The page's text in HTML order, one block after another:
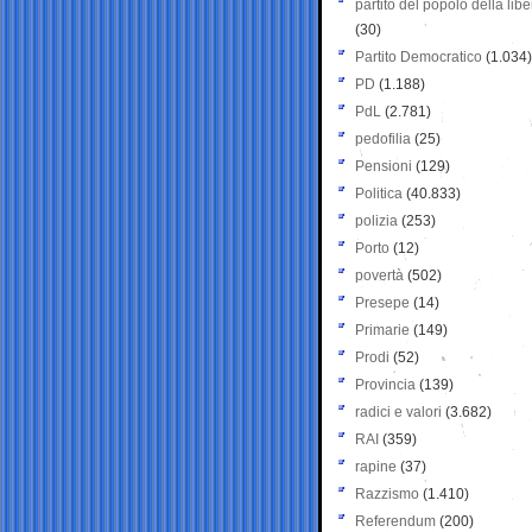
partito del popolo della
(30)
Partito Democratico (1.034)
PD (1.188)
PdL (2.781)
pedofilia (25)
Pensioni (129)
Politica (40.833)
polizia (253)
Porto (12)
povertà (502)
Presepe (14)
Primarie (149)
Prodi (52)
Provincia (139)
radici e valori (3.682)
RAI (359)
rapine (37)
Razzismo (1.410)
Referendum (200)